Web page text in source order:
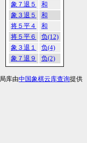
象７退５
和
象３退５
和
将５平４
和
将５平６
负(12)
象３退１
负(4)
象７退９
负(2)
库由中国象棋云库查询提供